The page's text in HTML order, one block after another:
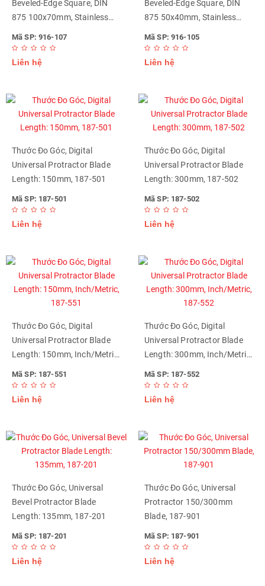
Beveled-Edge Square, DIN
875 100x70mm, Stainless
Steel, 916-107
Mã SP: 916-107
Liên hệ
Beveled-Edge Square, DIN
875 50x40mm, Stainless
Steel, 916-105
Mã SP: 916-105
Liên hệ
Thước Đo Góc, Digital
Universal Protractor Blade
Length: 150mm, 187-501
Mã SP: 187-501
Liên hệ
Thước Đo Góc, Digital
Universal Protractor Blade
Length: 300mm, 187-502
Mã SP: 187-502
Liên hệ
Thước Đo Góc, Digital
Universal Protractor Blade
Length: 150mm, Inch/Metric,
187-551
Mã SP: 187-551
Liên hệ
Thước Đo Góc, Digital
Universal Protractor Blade
Length: 300mm, Inch/Metric,
187-552
Mã SP: 187-552
Liên hệ
Thước Đo Góc, Universal
Bevel Protractor Blade
Length: 135mm, 187-201
Mã SP: 187-201
Liên hệ
Thước Đo Góc, Universal
Protractor 150/300mm
Blade, 187-901
Mã SP: 187-901
Liên hệ